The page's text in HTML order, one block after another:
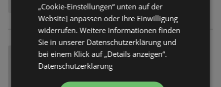
„Cookie-Einstellungen“ unten auf der
Website] anpassen oder Ihre Einwilligung
widerrufen. Weitere Informationen finden
Sie in unserer Datenschutzerklärung und
bei einem Klick auf „Details anzeigen“.
Datenschutzerklärung